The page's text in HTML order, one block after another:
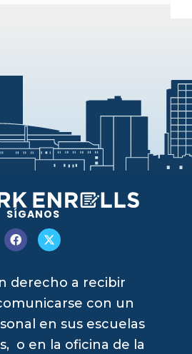
SÍGANOS
derecho a recibir
con un
en sus escuelas
o en la oficina de la